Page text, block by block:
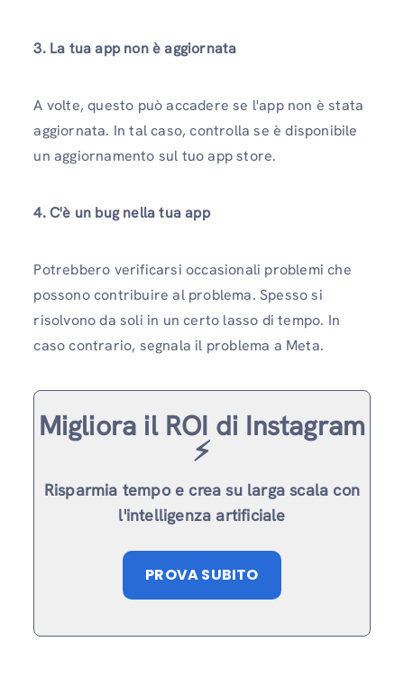
3. La tua app non è aggiornata
A volte, questo può accadere se l'app non è stata
aggiornata. In tal caso, controlla se è disponibile
un aggiornamento sul tuo app store.
4. C'è un bug nella tua app
Potrebbero verificarsi occasionali problemi che
possono contribuire al problema. Spesso si
risolvono da soli in un certo lasso di tempo. In
caso contrario, segnala il problema a Meta.
Migliora il ROI di Instagram
⚡️
Risparmia tempo e crea su larga scala con
l'intelligenza artificiale
PROVA SUBITO